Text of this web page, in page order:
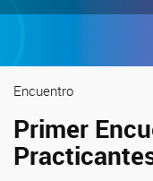
Encuentro
Primer